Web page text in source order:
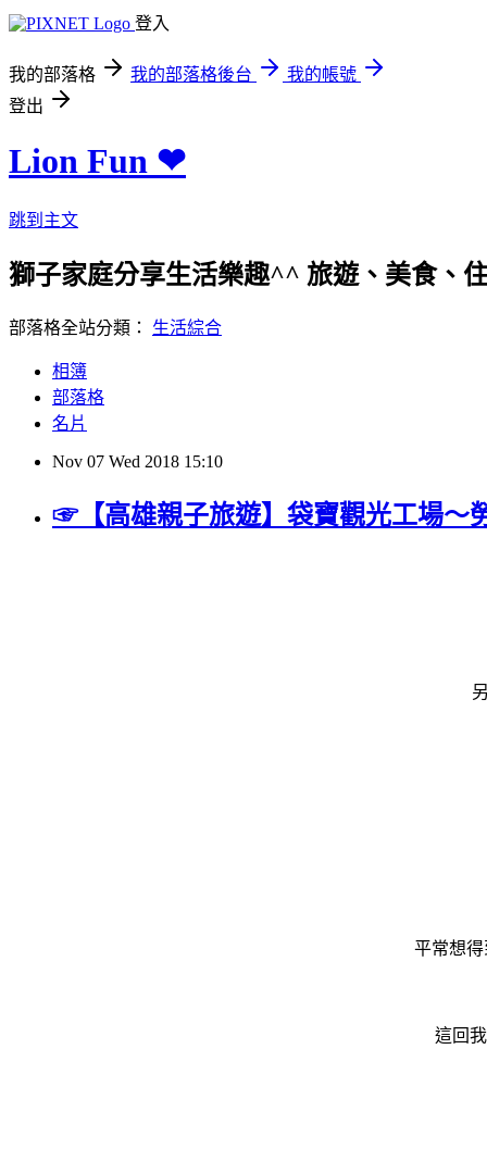
登入
我的部落格 我的部落格後台
我的帳號
登出
Lion Fun ❤
跳到主文
獅子家庭分享生活樂趣^^ 旅遊、美食、
部落格全站分類： 生活綜合
相簿
部落格
名片
Nov 07 Wed 2018 15:10
☞【高雄親子旅遊】袋寶觀光工場～
平常想
這回